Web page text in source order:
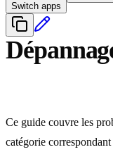
Switch apps
Ce guide couvre les
catégorie